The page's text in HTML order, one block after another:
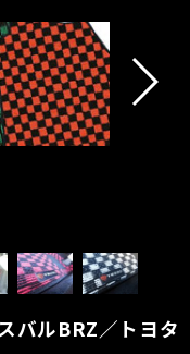
バルBRZ／トヨタ